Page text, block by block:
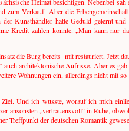
zum Verkauf. Aber die
Kunsthändler hatte Geduld gelernt
Kredit zahlen konnte. „Man kann nur
die Burg bereits mit restauriert. Jetzt
architektonische Aufrisse. Aber es
Wohnungen ein, allerdings nicht mit
Und ich wusste, worauf ich mich
ansonsten „vertrauensvoll“ in Ruhe,
Treffpunkt der deutschen Romantik